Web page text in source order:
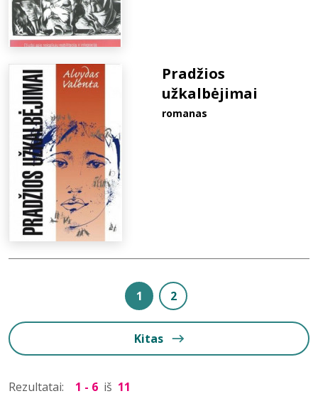
Pradžios
užkalbėjimai
romanas
1 2
Kitas
Rezultatai: 1 - 6 iš 11